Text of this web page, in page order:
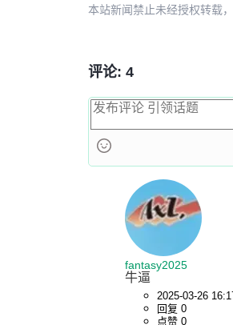
本站新闻禁止未经授权转载
评论: 4
fantasy2025
牛逼
2025-03-26
回复 0
点赞 0